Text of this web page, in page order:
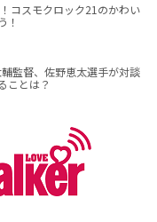
コスモクロック21のかわい
！
監督、佐野恵太選手が対談
ことは？